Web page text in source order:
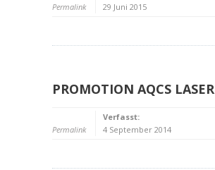
Permalink
29 Juni 2015
PROMOTION AQCS LASER
Permalink
Verfasst:
4 September 2014